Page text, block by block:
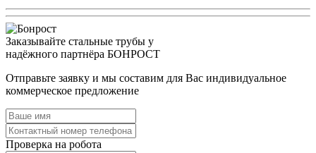
Заказывайте стальные трубы у
надёжного партнёра БОНРОСТ
Отправьте заявку и мы составим для Вас индивидуальное
коммерческое предложение
Проверка на робота